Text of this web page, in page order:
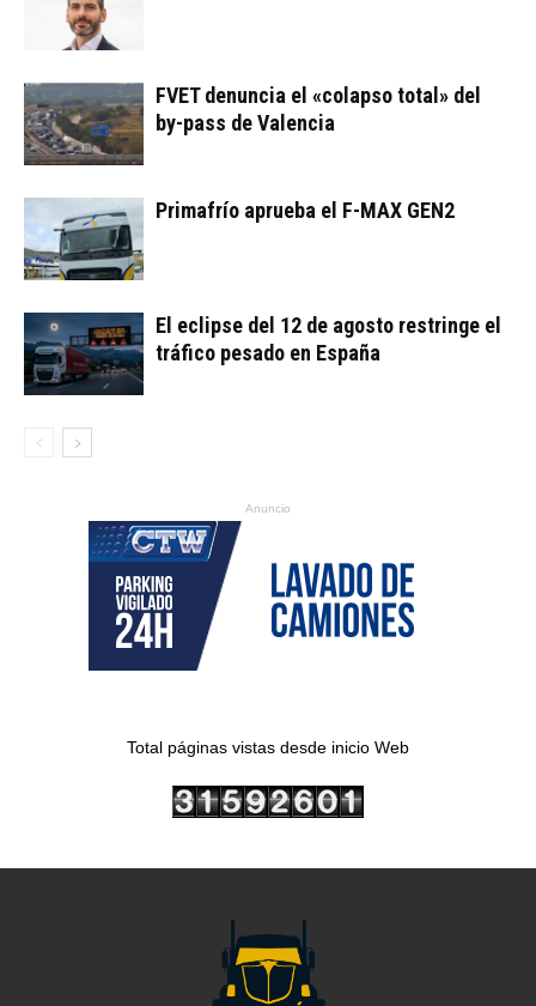
FVET denuncia el «colapso total» del
by-pass de Valencia
Primafrío aprueba el F-MAX GEN2
El eclipse del 12 de agosto restringe el
tráfico pesado en España
Anuncio
Total páginas vistas desde inicio Web